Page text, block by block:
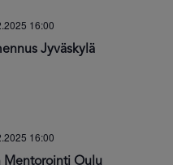
Jyväskylä
16:00
Mentorointi Oulu
16:00